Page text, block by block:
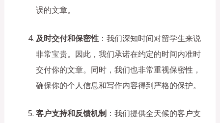
误的文章。
及时交付和保密性：我们深知时间对留学生来说
非常宝贵。因此，我们承诺在约定的时间内准时
交付你的文章。同时，我们也非常重视保密性，
确保你的个人信息和写作内容得到严格的保护。
客户支持和反馈机制：我们提供全天候的客户支